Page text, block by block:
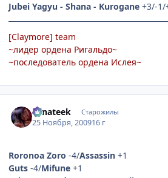
Jubei Yagyu - Shana - Kurogane +3/-1/
[Claymore] team
~лидер ордена Ригальдо~
~последователь ордена Ислея~
Fanateek Старожилы
25 Ноября, 200916 г
Roronoa Zoro -4/Assassin +1
Guts -4/Mifune +1